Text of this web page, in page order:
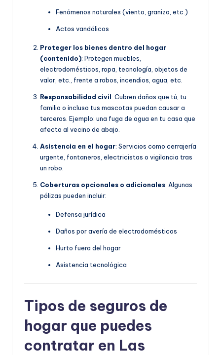
Fenómenos naturales (viento, granizo, etc.)
Actos vandálicos
Proteger los bienes dentro del hogar
(contenido): Protegen muebles,
electrodomésticos, ropa, tecnología, objetos de
valor, etc., frente a robos, incendios, agua, etc.
Responsabilidad civil: Cubren daños que tú, tu
familia o incluso tus mascotas puedan causar a
terceros. Ejemplo: una fuga de agua en tu casa que
afecta al vecino de abajo.
Asistencia en el hogar: Servicios como cerrajería
urgente, fontaneros, electricistas o vigilancia tras
un robo.
Coberturas opcionales o adicionales: Algunas
pólizas pueden incluir:
Defensa jurídica
Daños por avería de electrodomésticos
Hurto fuera del hogar
Asistencia tecnológica
Tipos de seguros de
hogar que puedes
contratar en Las